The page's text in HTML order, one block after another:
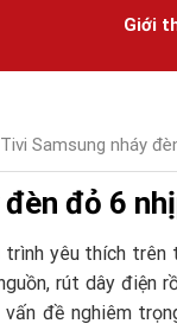
Giới
Tivi Samsung nháy
đỏ 6
yêu thích
rút dây điện
đề nghiêm